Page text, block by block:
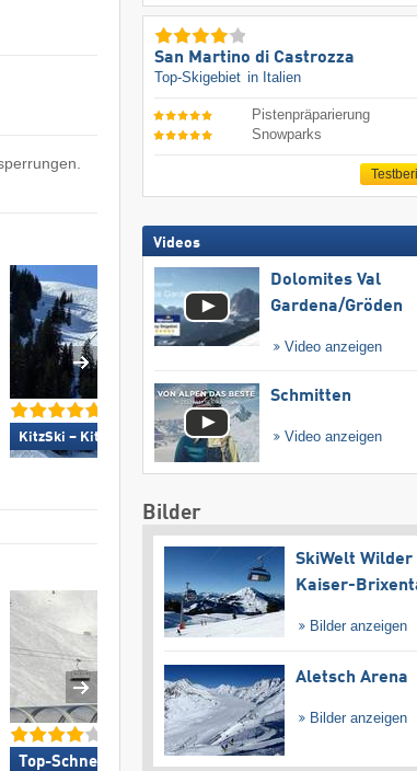
KitzSki – Kitzbühel/​Kirchberg »
Folgàrida/​Marilleva »
Top-Schneesicherheit »
San Martino di Castrozza
Top-Skigebiet in Italien
Pistenpräparierung
Snowparks
Videos
Dolomites Val
Gardena/​Gröden
Video anzeigen
Schmitten
Video anzeigen
Bilder
SkiWelt Wilder
Kaiser-
Bilder anzeigen
Aletsch Arena
Bilder anzeigen